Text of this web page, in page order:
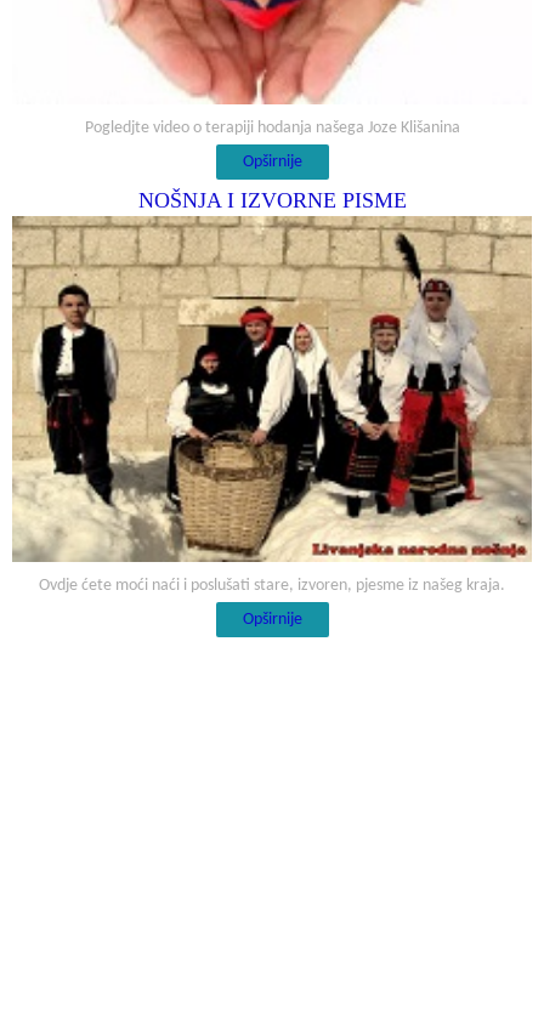
Pogledjte video o terapiji hodanja našega Joze Klišanina
Opširnije
NOŠNJA I IZVORNE PISME
Ovdje ćete moći naći i poslušati stare, izvoren, pjesme iz našeg kraja.
Opširnije